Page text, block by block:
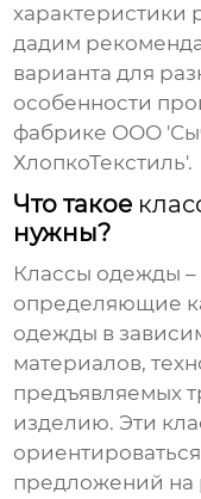
характеристики
дадим
варианта для
особенности
фабрике ООО
ХлопкоТекстиль'.
Что такое
нужны?
Классы одежды
определяющие
одежды в
материалов,
предъявляемых
изделию. Эти
предложений на